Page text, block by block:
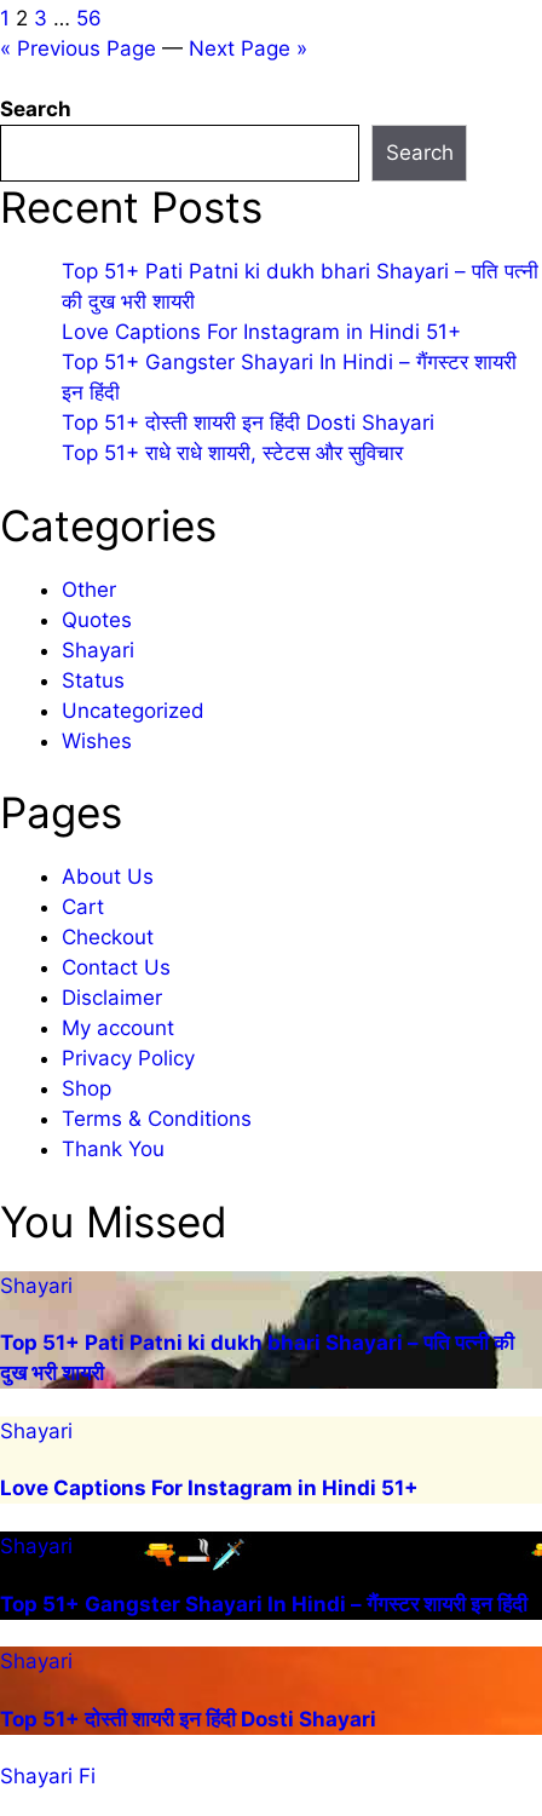
Posts
pagination
1 2 3 … 56
« Previous Page — Next Page »
Search
Search
Recent Posts
Top 51+ Pati Patni ki dukh bhari Shayari – पति पत्नी
की दुख भरी शायरी
Love Captions For Instagram in Hindi 51+
Top 51+ Gangster Shayari In Hindi – गैंगस्टर शायरी
इन हिंदी
Top 51+ दोस्ती शायरी इन हिंदी Dosti Shayari
Top 51+ राधे राधे शायरी, स्टेटस और सुविचार
Categories
Other
Quotes
Shayari
Status
Uncategorized
Wishes
Pages
About Us
Cart
Checkout
Contact Us
Disclaimer
My account
Privacy Policy
Shop
Terms & Conditions
Thank You
You Missed
Shayari
Top 51+ Pati Patni ki dukh bhari Shayari – पति पत्नी की
दुख भरी शायरी
Shayari
Love Captions For Instagram in Hindi 51+
Shayari
Top 51+ Gangster Shayari In Hindi – गैंगस्टर शायरी इन हिंदी
Shayari
Top 51+ दोस्ती शायरी इन हिंदी Dosti Shayari
Shayari Fi